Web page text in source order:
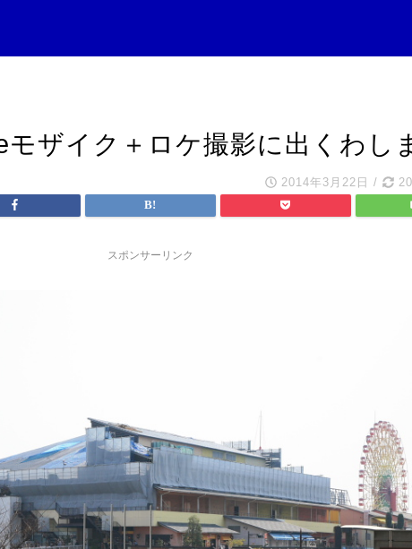
モザイク＋ロケ撮影に出くわし
2014年3月22日 /
スポンサーリンク